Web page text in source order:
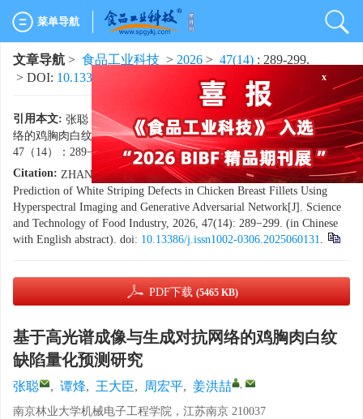
菜单导航
文章导航 > 食品工业科技 > 2026 > 47(14) : 289-299.
> DOI: 10.13386/j.issn1002-0306.2025060131
引用本文: 张聪，谭烽，王大臣，等. 基于高光谱成像与生成对抗网
络的鸡胸肉白纹缺陷量化预测研究[J]. 食品工业科技，2026，
47（14）：289−299. doi:10.13386/j.issn1002-0306.2025060131.
Citation: ZHANG Cong, TAN Feng, WANG Dachen, et al. Quantitative
Prediction of White Striping Defects in Chicken Breast Fillets Using
Hyperspectral Imaging and Generative Adversarial Network[J]. Science
and Technology of Food Industry, 2026, 47(14): 289−299. (in Chinese
with English abstract). doi: 10.13386/j.issn1002-0306.2025060131.
PDF下载 (5465 KB)
基于高光谱成像与生成对抗网络的鸡胸肉白纹
缺陷量化预测研究
张聪 , 谭烽, 王大臣, 周宏平, 姜洪喆 ,
南京林业大学机械电子工程学院，江苏南京 210037